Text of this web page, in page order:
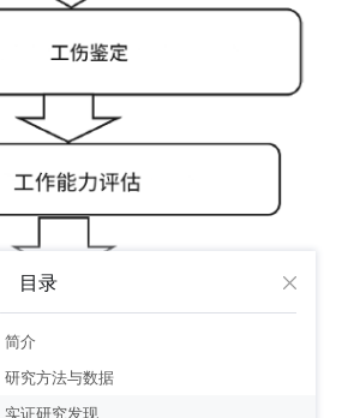
目录
简介
研究方法与数据
实证研究发现